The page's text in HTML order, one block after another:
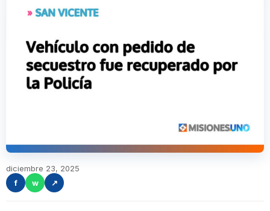
diciembre 23, 2025
f
w ↗